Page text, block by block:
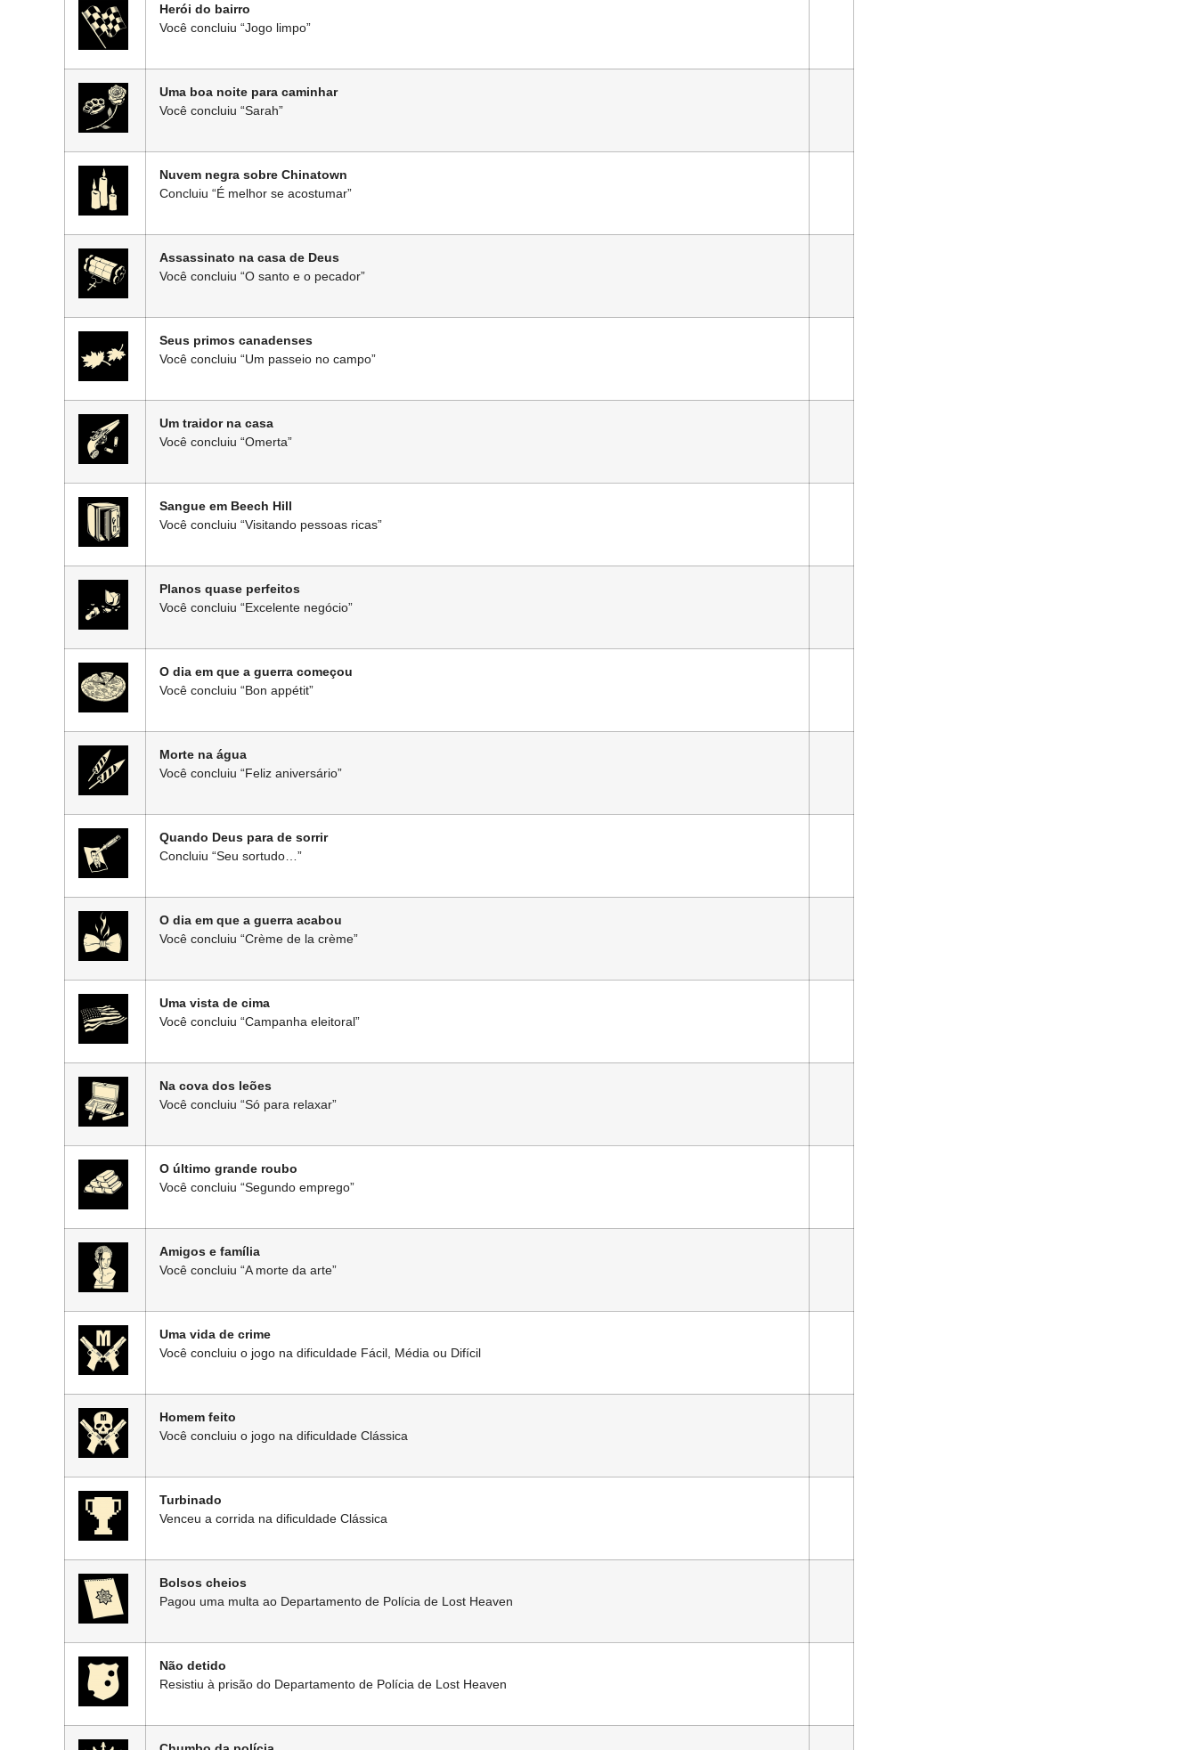
Herói do bairro
Você concluiu “Jogo limpo”
Uma boa noite para caminhar
Você concluiu “Sarah”
Nuvem negra sobre Chinatown
Concluiu “É melhor se acostumar”
Assassinato na casa de Deus
Você concluiu “O santo e o pecador”
Seus primos canadenses
Você concluiu “Um passeio no campo”
Um traidor na casa
Você concluiu “Omerta”
Sangue em Beech Hill
Você concluiu “Visitando pessoas ricas”
Planos quase perfeitos
Você concluiu “Excelente negócio”
O dia em que a guerra começou
Você concluiu “Bon appétit”
Morte na água
Você concluiu “Feliz aniversário”
Quando Deus para de sorrir
Concluiu “Seu sortudo…”
O dia em que a guerra acabou
Você concluiu “Crème de la crème”
Uma vista de cima
Você concluiu “Campanha eleitoral”
Na cova dos leões
Você concluiu “Só para relaxar”
O último grande roubo
Você concluiu “Segundo emprego”
Amigos e família
Você concluiu “A morte da arte”
Uma vida de crime
Você concluiu o jogo na dificuldade Fácil, Média ou Difícil
Homem feito
Você concluiu o jogo na dificuldade Clássica
Turbinado
Venceu a corrida na dificuldade Clássica
Bolsos cheios
Pagou uma multa ao Departamento de Polícia de Lost Heaven
Não detido
Resistiu à prisão do Departamento de Polícia de Lost Heaven